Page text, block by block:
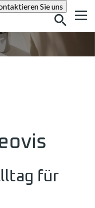
Sie uns
Suche
für